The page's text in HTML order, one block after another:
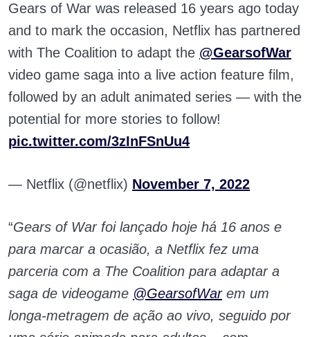
Gears of War was released 16 years ago today
and to mark the occasion, Netflix has partnered
with The Coalition to adapt the @GearsofWar
video game saga into a live action feature film,
followed by an adult animated series — with the
potential for more stories to follow!
pic.twitter.com/3zInFSnUu4
— Netflix (@netflix) November 7, 2022
“Gears of War foi lançado hoje há 16 anos e
para marcar a ocasião, a Netflix fez uma
parceria com a The Coalition para adaptar a
saga de videogame @GearsofWarem um
longa-metragem de ação ao vivo, seguido por